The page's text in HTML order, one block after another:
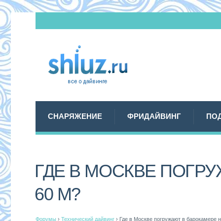
СНАРЯЖЕНИЕ ФРИДАЙВИНГ
ГДЕ В МОСКВЕ
60 М?
Форумы › Технический дайвинг › Где в Москве погружают в барокамере